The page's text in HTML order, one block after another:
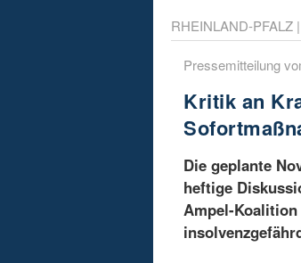
RHEINLAND-PFALZ |
Pressemitteilung
Kritik an
Die geplante
heftige
Ampel-